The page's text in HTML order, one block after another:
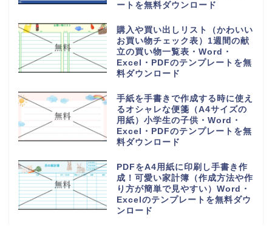
ートを無料ダウンロード
購入や買い出しリスト（かわいい
お買い物チェック表）1週間の献
立の買い物一覧表・Word・
Excel・PDFのテンプレートを無
料ダウンロード
手紙を手書きで作成する時に使え
るオシャレな便箋（A4サイズの
用紙）小学生の子供・Word・
Excel・PDFのテンプレートを無
料ダウンロード
PDFをA4用紙に印刷し手書き作
成！可愛い家計簿（作成方法や作
り方が簡単で見やすい）Word・
Excelのテンプレートを無料ダウ
ンロード